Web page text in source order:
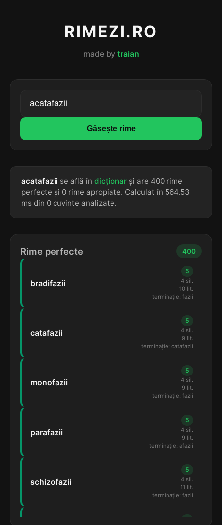
RIMEZI.RO
made by traian
Găsește rime
acatafazii se află în dicționar și are 400 rime
perfecte și 0 rime apropiate. Calculat în 564.53
ms din 0 cuvinte analizate.
Rime perfecte 400
bradifazii
5
4 sil.
10 lit.
terminație: fazii
catafazii
5
4 sil.
9 lit.
terminație: catafazii
monofazii
5
4 sil.
9 lit.
terminație: fazii
parafazii
5
4 sil.
9 lit.
terminație: afazii
schizofazii
5
4 sil.
11 lit.
terminație: fazii